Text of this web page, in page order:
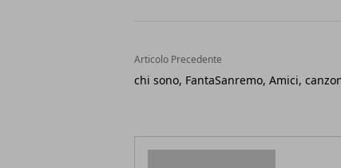
Articolo Precedente
chi sono, FantaSanremo, Amici,